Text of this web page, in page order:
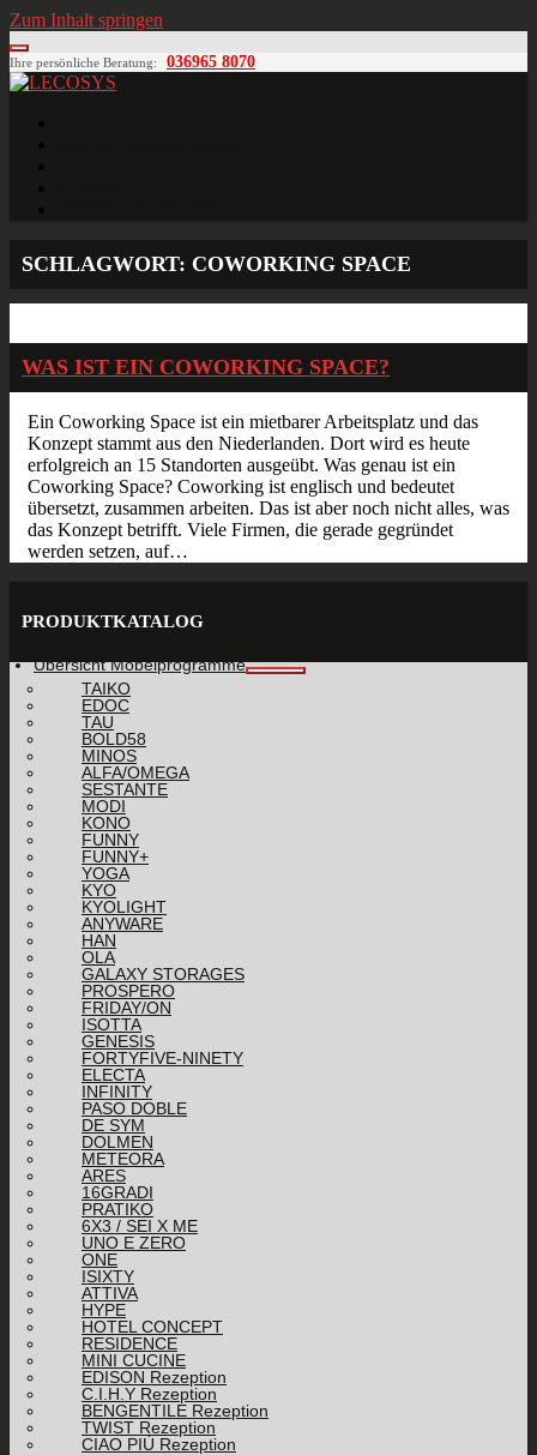
Zum Inhalt springen
Ihre persönliche Beratung: 036965 8070
SCHLAGWORT: COWORKING SPACE
WAS IST EIN COWORKING SPACE?
Ein Coworking Space ist ein mietbarer Arbeitsplatz und das
Konzept stammt aus den Niederlanden. Dort wird es heute
erfolgreich an 15 Standorten ausgeübt. Was genau ist ein
Coworking Space? Coworking ist englisch und bedeutet
übersetzt, zusammen arbeiten. Das ist aber noch nicht alles, was
das Konzept betrifft. Viele Firmen, die gerade gegründet
werden setzen, auf…
PRODUKTKATALOG
Übersicht Möbelprogramme
TAIKO
EDOC
TAU
BOLD58
MINOS
ALFA/OMEGA
SESTANTE
MODI
KONO
FUNNY
FUNNY+
YOGA
KYO
KYOLIGHT
ANYWARE
HAN
OLA
GALAXY STORAGES
PROSPERO
FRIDAY/ON
ISOTTA
GENESIS
FORTYFIVE-NINETY
ELECTA
INFINITY
PASO DOBLE
DE SYM
DOLMEN
METEORA
ARES
16GRADI
PRATIKO
6X3 / SEI X ME
UNO E ZERO
ONE
ISIXTY
ATTIVA
HYPE
HOTEL CONCEPT
RESIDENCE
MINI CUCINE
EDISON Rezeption
C.I.H.Y Rezeption
BENGENTILE Rezeption
TWIST Rezeption
CIAO PIÙ Rezeption